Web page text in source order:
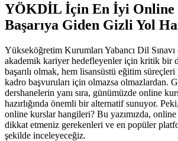
YÖKDİL İçin En İyi
Başarıya Giden Gizli Yol
Yükseköğretim Kurumları Yabancı Dil
akademik kariyer hedefleyenler için kritik bir
başarılı olmak, hem lisansüstü eğitim
kadro başvuruları için olmazsa olmazlardan.
dershanelerin yanı sıra, günümüzde online
hazırlığında önemli bir alternatif sunuyor.
online kurslar hangileri? Bu yazımızda,
dikkat etmeniz gerekenleri ve en popüler
şekilde inceleyeceğiz.